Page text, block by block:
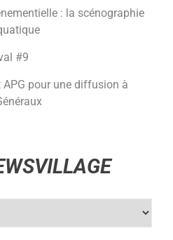
: la scénographie
#9
APG pour une diffusion à